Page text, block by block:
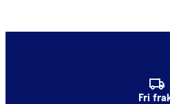
Fri